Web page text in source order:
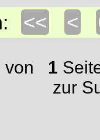
<< <
von 1
zur